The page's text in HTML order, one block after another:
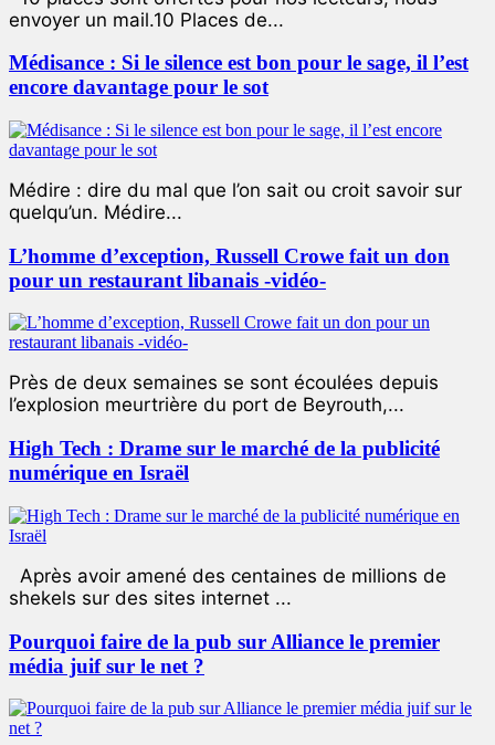
envoyer un mail.10 Places de...
Médisance : Si le silence est bon pour le sage, il l’est
encore davantage pour le sot
Médire : dire du mal que l’on sait ou croit savoir sur
quelqu’un. Médire...
L’homme d’exception, Russell Crowe fait un don
pour un restaurant libanais -vidéo-
Près de deux semaines se sont écoulées depuis
l’explosion meurtrière du port de Beyrouth,...
High Tech : Drame sur le marché de la publicité
numérique en Israël
Après avoir amené des centaines de millions de
shekels sur des sites internet ...
Pourquoi faire de la pub sur Alliance le premier
média juif sur le net ?